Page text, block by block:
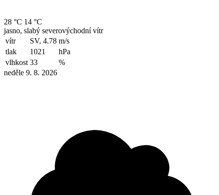
28 °C 14 °C
jasno, slabý severovýchodní vítr
vítr
SV, 4.78 m/s
tlak
1021
hPa
vlhkost 33
%
neděle 9. 8. 2026